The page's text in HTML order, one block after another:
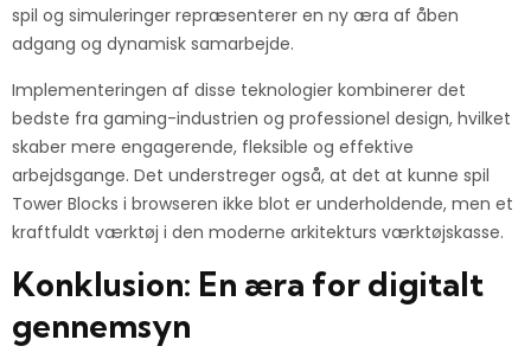
spil og simuleringer repræsenterer en ny æra af åben
adgang og dynamisk samarbejde.
Implementeringen af disse teknologier kombinerer det
bedste fra gaming-industrien og professionel design, hvilket
skaber mere engagerende, fleksible og effektive
arbejdsgange. Det understreger også, at det at kunne spil
Tower Blocks i browseren ikke blot er underholdende, men et
kraftfuldt værktøj i den moderne arkitekturs værktøjskasse.
Konklusion: En æra for digitalt
gennemsyn